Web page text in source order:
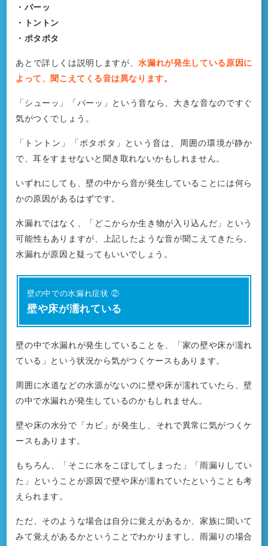
・バーッ
・トントン
・ポタポタ
あとで詳しくは説明しますが、水漏れが発生している原因に
よって、聞こえてくる音は異なります。
「シューッ」「バーッ」という音なら、大きな音なのですぐ
気がつくでしょう。
「トントン」「ポタポタ」という音は、周囲の環境が静か
で、耳をすませないと聞き取れないかもしれません。
いずれにしても、壁の中から音が発生していることには何ら
かの原因があるはずです。
水漏れではなく、「どこからか生き物が入り込んだ」という
可能性もありますが、上記したような音が聞こえてきたら、
水漏れが原因と疑ってもいいでしょう。
壁の中での水漏れ症状 ②
壁や床が濡れている
壁の中で水漏れが発生していることを、「家の壁や床が濡れ
ている」という状況から気がつくケースもあります。
周囲に水道などの水源がないのに壁や床が濡れていたら、壁
の中で水漏れが発生しているのかもしれません。
壁や床の水分で「カビ」が発生し、それで異常に気がつくケ
ースもあります。
もちろん、「そこに水をこぼしてしまった」「雨漏りしてい
た」ということが原因で壁や床が濡れていたということも考
えられます。
ただ、そのような場合は自分に覚えがあるか、家族に聞いて
みて覚えがあるかということでわかりますし、雨漏りの場合